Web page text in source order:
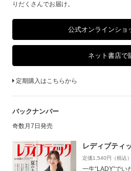
りだくさんでお届け。
公式オンラインショ
ネット書店で
定期購入はこちらから
バックナンバー
奇数月7日発売
レディブティ
定価1,540円（税込
一生“LADY”でい